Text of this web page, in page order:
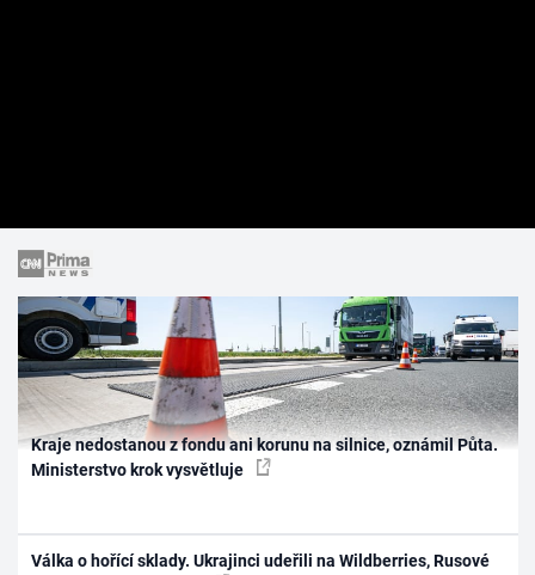
Kraje nedostanou z fondu ani korunu na silnice, oznámil Půta.
Ministerstvo krok vysvětluje
Válka o hořící sklady. Ukrajinci udeřili na Wildberries, Rusové